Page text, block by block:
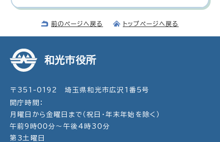
前のページへ戻る トップページへ戻る
和光市役所
〒351-0192 埼玉県和光市広沢1番5号
開庁時間：
月曜日から金曜日まで（祝日・年末年始を除く）
午前9時00分～午後4時30分
第3土曜日